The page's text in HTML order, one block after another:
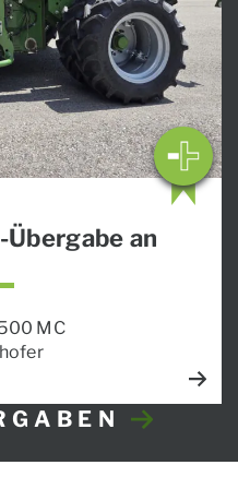
an
MC